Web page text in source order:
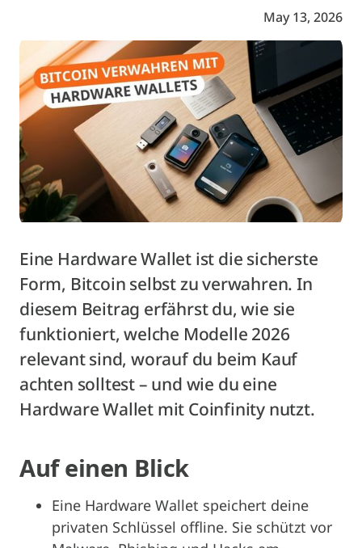
May 13, 2026
Eine Hardware Wallet ist die sicherste
Form, Bitcoin selbst zu verwahren. In
diesem Beitrag erfährst du, wie sie
funktioniert, welche Modelle 2026
relevant sind, worauf du beim Kauf
achten solltest – und wie du eine
Hardware Wallet mit Coinfinity nutzt.
Aufeinen Blick
Eine Hardware Wallet speichert deine
privaten Schlüssel offline. Sie schützt vor